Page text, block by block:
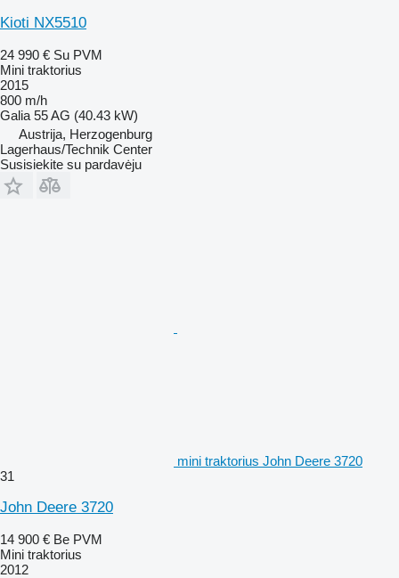
Kioti NX5510
24 990 € Su PVM
Mini traktorius
2015
800 m/h
Galia 55 AG (40.43 kW)
Austrija, Herzogenburg
Lagerhaus/Technik Center
Susisiekite su pardavėju
mini traktorius John Deere 3720
31
John Deere 3720
14 900 € Be PVM
Mini traktorius
2012